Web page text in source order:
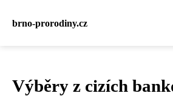
brno-prorodiny.cz
Výběry z cizích